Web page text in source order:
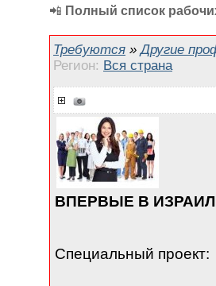
📲 Полный список
Требуются »Другие
Регион: Вся страна
ВПЕРВЫЕ В
Специальный проект: